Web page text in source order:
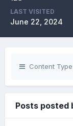
LAST VISITED
June 22, 2024
Content Type
Posts posted